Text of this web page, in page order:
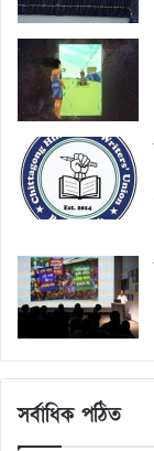
সর্বাধিক পঠিত